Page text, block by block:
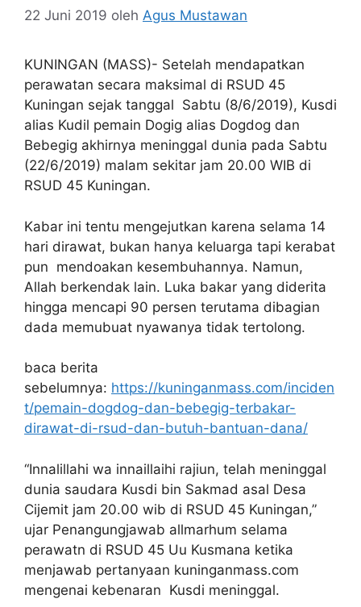
22 Juni 2019 oleh Agus Mustawan
KUNINGAN (MASS)- Setelah mendapatkan
perawatan secara maksimal di RSUD 45
Kuningan sejak tanggal Sabtu (8/6/2019), Kusdi
alias Kudil pemain Dogig alias Dogdog dan
Bebegig akhirnya meninggal dunia pada Sabtu
(22/6/2019) malam sekitar jam 20.00 WIB di
RSUD 45 Kuningan.
Kabar ini tentu mengejutkan karena selama 14
hari dirawat, bukan hanya keluarga tapi kerabat
pun mendoakan kesembuhannya. Namun,
Allah berkendak lain. Luka bakar yang diderita
hingga mencapi 90 persen terutama dibagian
dada memubuat nyawanya tidak tertolong.
baca berita
sebelumnya: https://kuninganmass.com/inciden
t/pemain-dogdog-dan-bebegig-terbakar-
dirawat-di-rsud-dan-butuh-bantuan-dana/
“Innalillahi wa innaillaihi rajiun, telah meninggal
dunia saudara Kusdi bin Sakmad asal Desa
Cijemit jam 20.00 wib di RSUD 45 Kuningan,”
ujar Penangungjawab allmarhum selama
perawatn di RSUD 45 Uu Kusmana ketika
menjawab pertanyaan kuninganmass.com
mengenai kebenaran Kusdi meninggal.